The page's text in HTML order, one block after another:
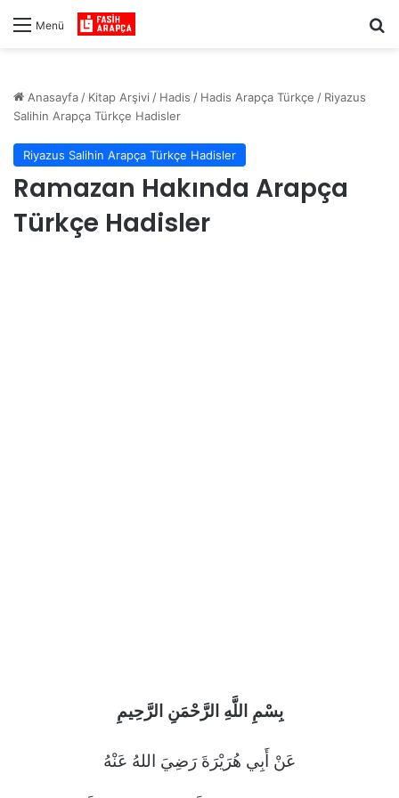
Menü
Anasayfa / Kitap Arşivi / Hadis / Hadis Arapça Türkçe / Riyazus
Salihin Arapça Türkçe Hadisler
Riyazus Salihin Arapça Türkçe Hadisler
Ramazan Hakında Arapça
Türkçe Hadisler
بِسْمِ اللَّهِ الرَّحْمَنِ الرَّحِيم
عَنْ أَبِي هُرَيْرَةَ رَضِيَ اللهُ عَنْهُ